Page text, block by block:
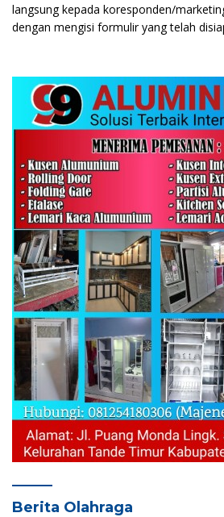
langsung kepada koresponden/
dengan mengisi formulir yang telah
Berita Olahraga